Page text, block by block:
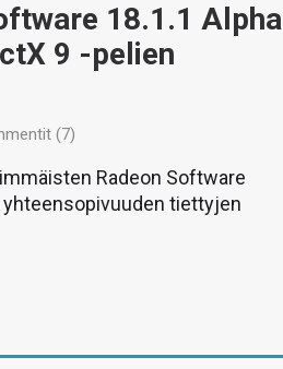
18.1.1 Alpha
9 -pelien
(7)
Radeon Software
tiettyjen